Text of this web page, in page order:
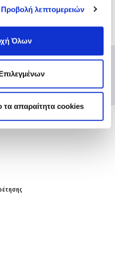
Προβολή λεπτομερειών
Όλων
τα απαραίτητα cookies